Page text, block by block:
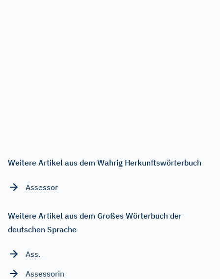
Weitere Artikel aus dem Wahrig Herkunftswörterbuch
Assessor
Weitere Artikel aus dem Großes Wörterbuch der
deutschen Sprache
Ass.
Assessorin